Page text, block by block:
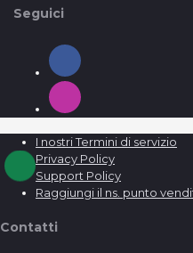
Seguici
I nostri Termini di servizio
Privacy Policy
Support Policy
Raggiungi il ns. punto
Contatti